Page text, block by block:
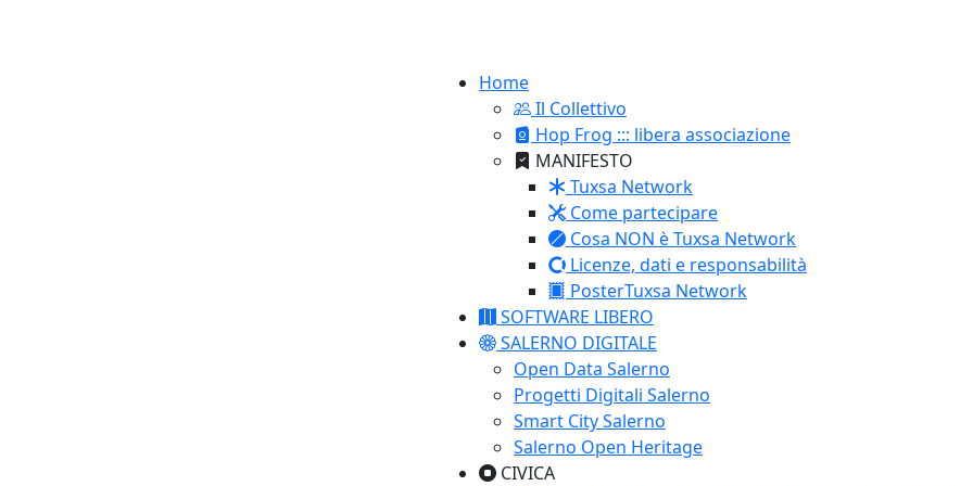
Home
Il Collettivo
Hop Frog ::: libera associazione
MANIFESTO
Tuxsa Network
Come partecipare
Cosa NON è Tuxsa Network
Licenze, dati e responsabilità
PosterTuxsa Network
SOFTWARE LIBERO
SALERNO DIGITALE
Open Data Salerno
Progetti Digitali Salerno
Smart City Salerno
Salerno Open Heritage
CIVICA